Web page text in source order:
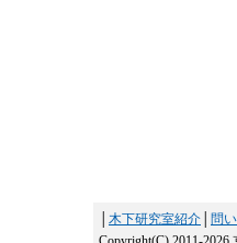
木下研究室紹介 問